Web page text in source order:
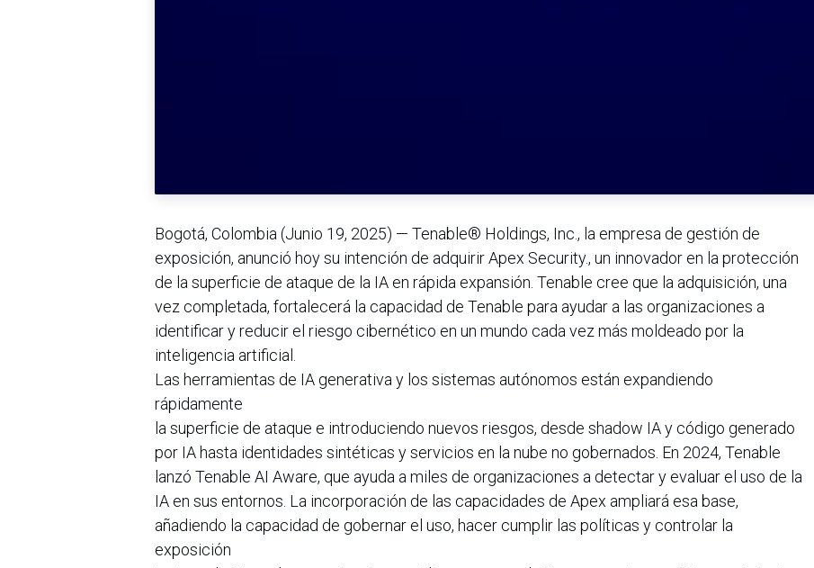
Bogotá, Colombia (Junio 19, 2025) — Tenable® Holdings, Inc., la empresa de gestión de
exposición, anunció hoy su intención de adquirir Apex Security., un innovador en la protección
de la superficie de ataque de la IA en rápida expansión. Tenable cree que la adquisición, una
vez completada, fortalecerá la capacidad de Tenable para ayudar a las organizaciones a
identificar y reducir el riesgo cibernético en un mundo cada vez más moldeado por la
inteligencia artificial.
Las herramientas de IA generativa y los sistemas autónomos están expandiendo
rápidamente
la superficie de ataque e introduciendo nuevos riesgos, desde shadow IA y código generado
por IA hasta identidades sintéticas y servicios en la nube no gobernados. En 2024, Tenable
lanzó Tenable AI Aware, que ayuda a miles de organizaciones a detectar y evaluar el uso de la
IA en sus entornos. La incorporación de las capacidades de Apex ampliará esa base,
añadiendo la capacidad de gobernar el uso, hacer cumplir las políticas y controlar la
exposición